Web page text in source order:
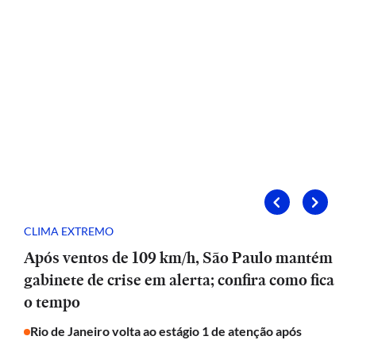
CLIMA EXTREMO
Após ventos de 109 km/h, São Paulo mantém
gabinete de crise em alerta; confira como fica
o tempo
Rio de Janeiro volta ao estágio 1 de atenção após